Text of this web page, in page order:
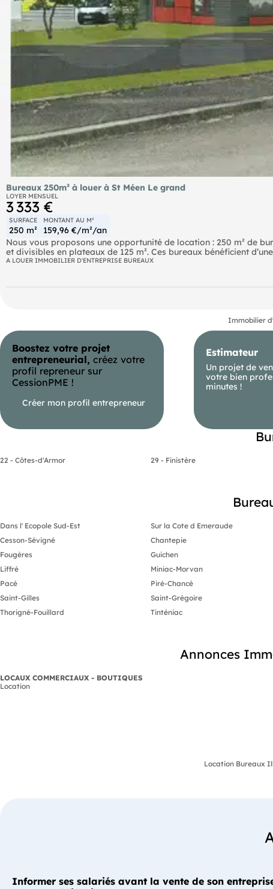
Bureaux 250m² à louer à St Méen Le grand
LOYER MENSUEL
3 333 €
SURFACE
250 m²
MONTANT AU M²
159,96 €/m²/an
Nous vous proposons une opportunité de location : 250 m² de
et divisibles en plateaux de 125 m². Ces bureaux bénéficient
stationnements. Le bâtiment offre des prestations de qualité,
A LOUER IMMOBILIER D'ENTREPRISE BUREAUX
Immobilier
Boostez votre projet
entrepreneurial, créez votre
profil repreneur sur
CessionPME !
Créer mon profil entrepreneur
Estimateur
Un projet de
votre bien
minutes !
22 - Côtes-d'Armor 29 - Finistère
Dans l' Ecopole Sud-Est Sur la Cote d Emeraude
Cesson-Sévigné
Chantepie
Fougères
Guichen
Liffré
Miniac-Morvan
Pacé
Piré-Chancé
Saint-Gilles
Saint-Grégoire
Thorigné-Fouillard
Tinténiac
Annonces
LOCAUX COMMERCIAUX - BOUTIQUES
Location
Location Bureaux
Informer ses salariés avant la vente de son